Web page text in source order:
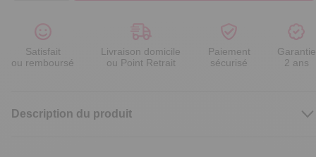
Satisfait
ou remboursé
Livraison domicile
ou Point Retrait
Paiement
sécurisé
Garantie
2 ans
Description du produit